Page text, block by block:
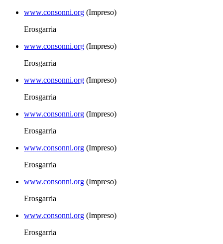
www.consonni.org (Impreso)
Erosgarria
www.consonni.org (Impreso)
Erosgarria
www.consonni.org (Impreso)
Erosgarria
www.consonni.org (Impreso)
Erosgarria
www.consonni.org (Impreso)
Erosgarria
www.consonni.org (Impreso)
Erosgarria
www.consonni.org (Impreso)
Erosgarria